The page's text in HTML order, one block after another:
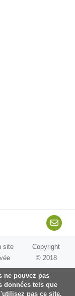
site
Copyright
© 2018
ne pouvez pas
données tels que
pas ce site.